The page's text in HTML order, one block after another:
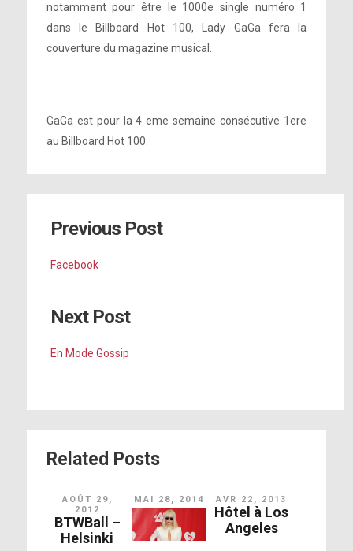
notamment pour être le 1000e single numéro 1
dans le Billboard Hot 100, Lady GaGa fera la
couverture du magazine musical.
GaGa est pour la 4 eme semaine consécutive 1ere
au Billboard Hot 100.
Previous Post
Facebook
Next Post
En Mode Gossip
Related Posts
AOÛT 29,
2012
BTWBall –
Helsinki
MAI 28, 2014 AVR 22, 2013
Hôtel à Los
Angeles